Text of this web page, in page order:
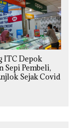
ITC Depok
Sepi Pembeli,
Sejak Covid